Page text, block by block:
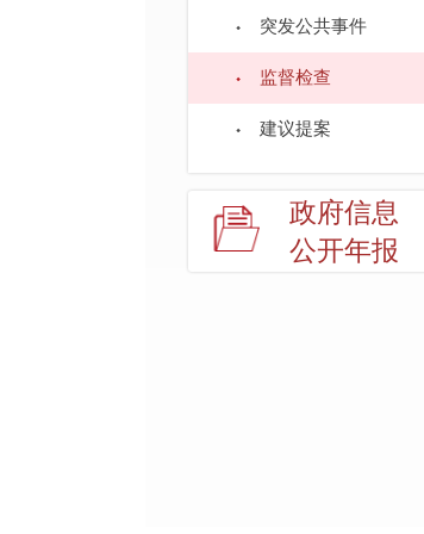
突发公共事件
监督检查
建议提案
政府信息
公开年报